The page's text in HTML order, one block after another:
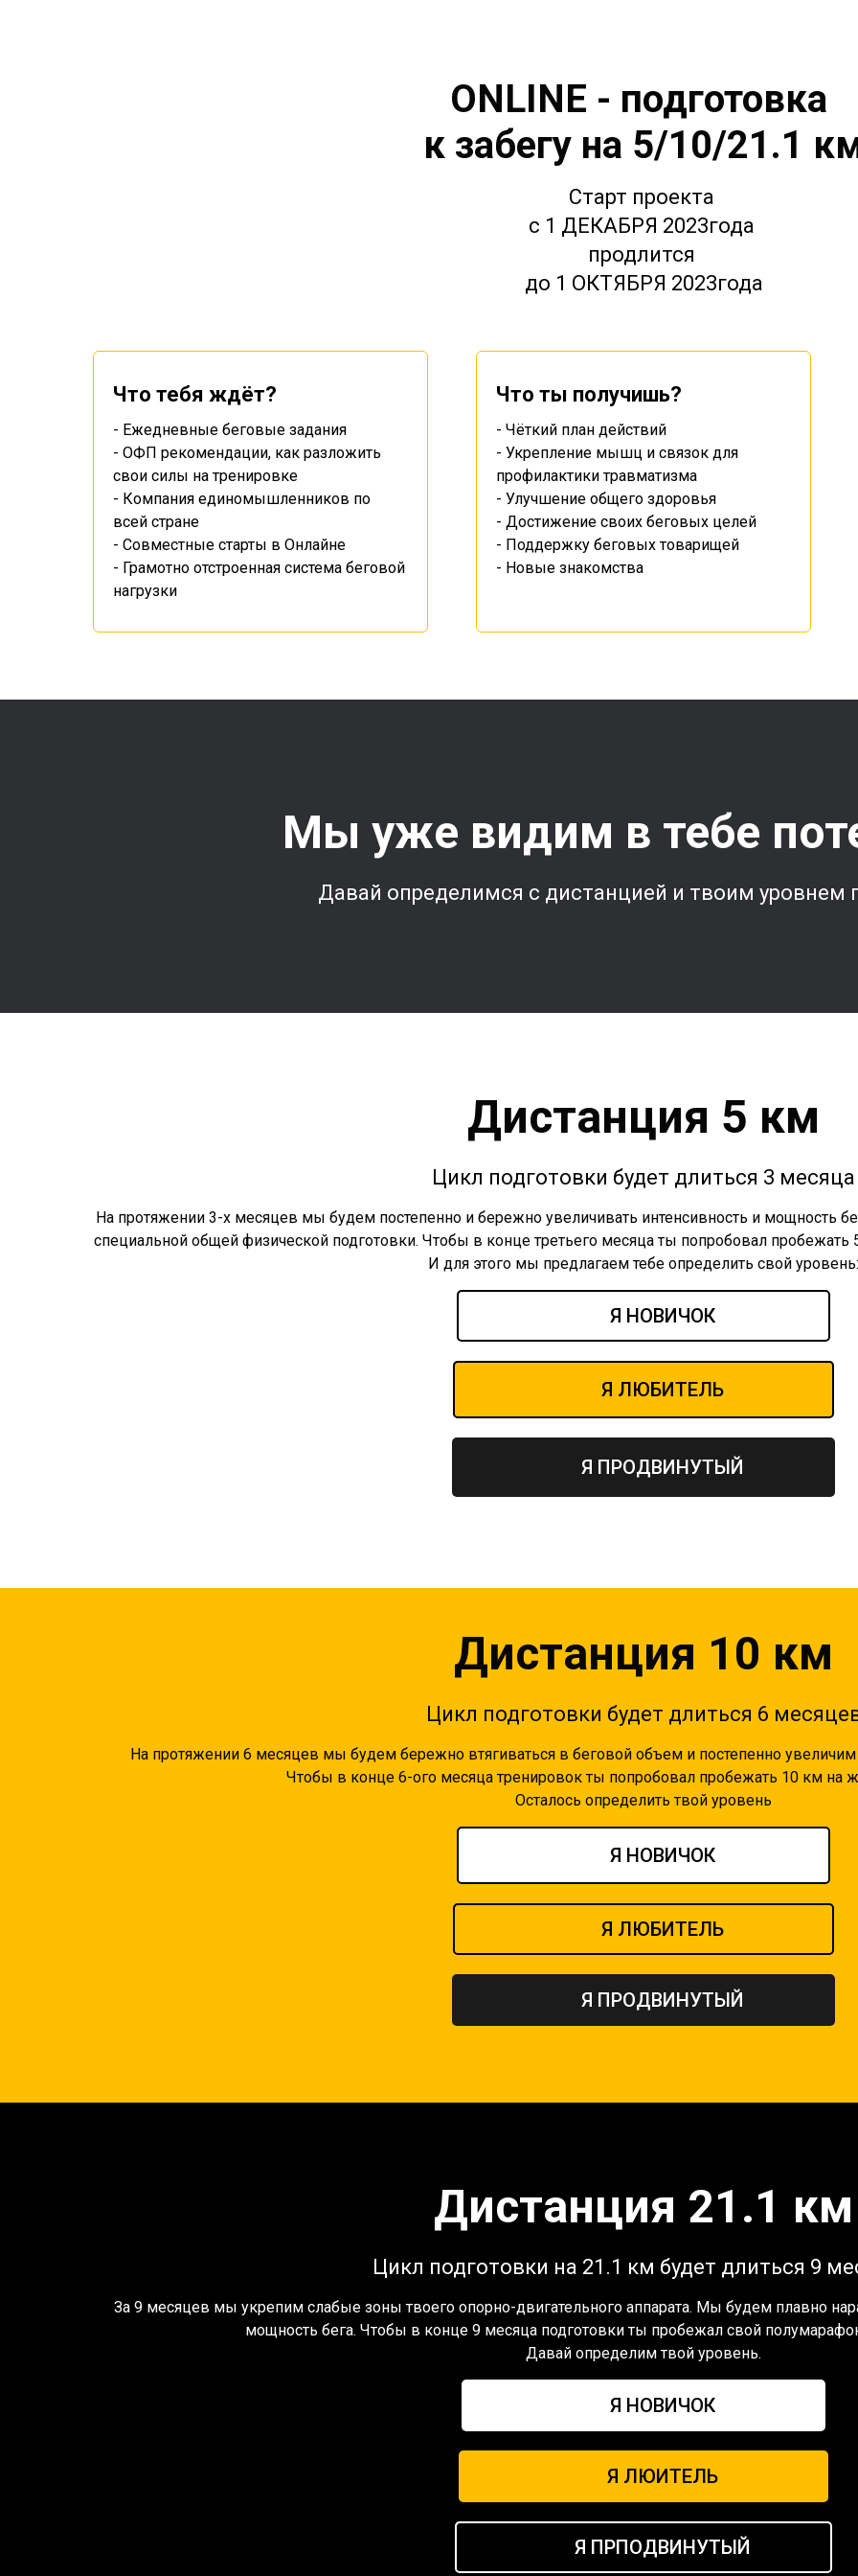
ONLINE - подготовка
к забегу на 5/10/21.1
Старт проекта
с 1 ДЕКАБРЯ 2023года
продлится
до 1 ОКТЯБРЯ 2023года
Что тебя ждёт?
- Ежедневные беговые задания
- ОФП рекомендации, как разложить
свои силы на тренировке
- Компания единомышленников по
всей стране
- Совместные старты в Онлайне
- Грамотно отстроенная система беговой
нагрузки
Что ты получишь?
- Чёткий план действий
- Укрепление мышц и связок для
профилактики травматизма
- Улучшение общего здоровья
- Достижение своих беговых целей
- Поддержку беговых товарищей
- Новые знакомства
Мы уже видим в тебе
Давай определимся с дистанцией и твоим уровнем
Дистанция 5 км
Цикл подготовки будет длиться 3 месяца
На протяжении 3-х месяцев мы будем постепенно и бережно увеличивать интенсивность и мощность
специальной общей физической подготовки. Чтобы в конце третьего месяца ты попробовал пробежать
И для этого мы предлагаем тебе определить свой уровень:
Я НОВИЧОК
Я ЛЮБИТЕЛЬ
Я ПРОДВИНУТЫЙ
Дистанция 10 км
Цикл подготовки будет длиться 6
На протяжении 6 месяцев мы будем бережно втягиваться в беговой объем и постепенно
Чтобы в конце 6-ого месяца тренировок ты попробовал пробежать 10 км на
Осталось определить твой уровень
Я НОВИЧОК
Я ЛЮБИТЕЛЬ
Я ПРОДВИНУТЫЙ
Дистанция 21.1 км
Цикл подготовки на 21.1 км будет длиться 9
За 9 месяцев мы укрепим слабые зоны твоего опорно-двигательного аппарата. Мы будем плавно
мощность бега. Чтобы в конце 9 месяца подготовки ты пробежал свой
Давай определим твой уровень.
Я НОВИЧОК
Я ЛЮИТЕЛЬ
Я ПРПОДВИНУТЫЙ